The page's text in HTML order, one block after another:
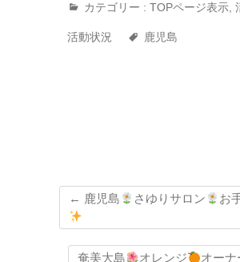
カテゴリー : TOPページ表示
活動状況 鹿児島
← 鹿児島 さゆりサロン お
奄美大島 オレンジ オーナ